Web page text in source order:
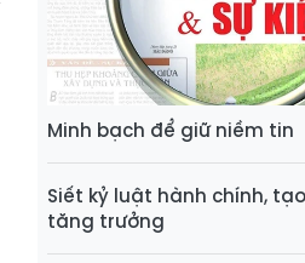
Minh bạch để giữ niềm tin
Siết kỷ luật hành chính,
tăng trưởng